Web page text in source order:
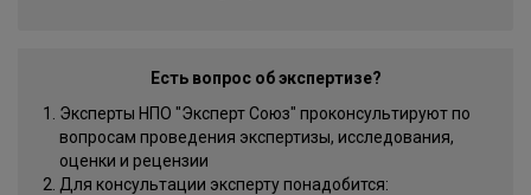
Есть вопрос об экспертизе?
Эксперты НПО "Эксперт Союз" проконсультируют по
вопросам проведения экспертизы, исследования,
оценки и рецензии
Для консультации эксперту понадобится: